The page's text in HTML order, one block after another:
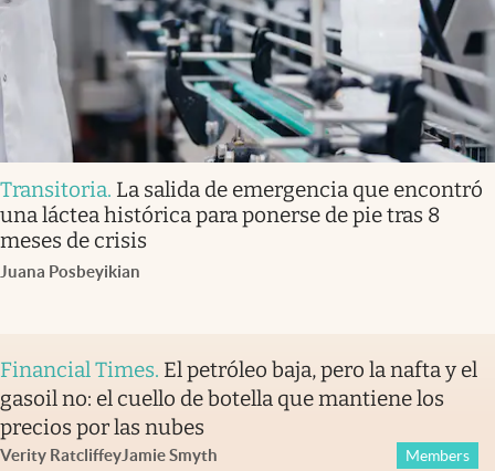
Transitoria. La salida de emergencia que encontró
una láctea histórica para ponerse de pie tras 8
meses de crisis
Juana Posbeyikian
Financial Times. El petróleo baja, pero la nafta y el
gasoil no: el cuello de botella que mantiene los
precios por las nubes
Verity RatcliffeyJamie Smyth Members